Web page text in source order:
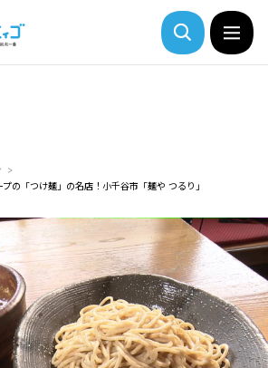
の「つけ麺」の名店！小千谷市「麺や つるり」